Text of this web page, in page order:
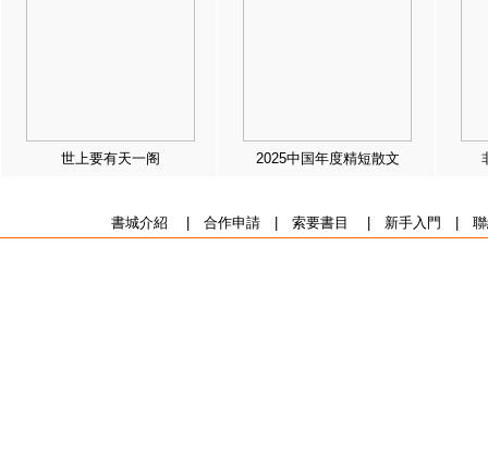
世上要有天一阁 2025中国年度精短散文
書城介紹 合作申請| 索要書目 新手入門